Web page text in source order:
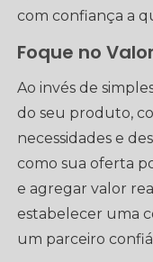
com confiança a
Foque no
Ao invés de
do seu produto,
necessidades e
como sua oferta
e agregar valor
estabelecer uma
um parceiro